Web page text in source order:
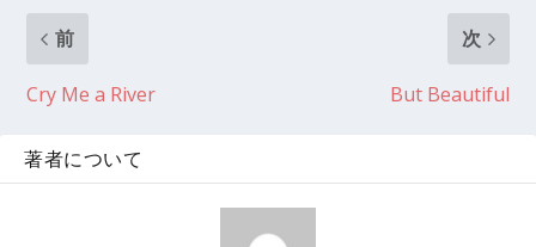
前
Cry Me a River
次
But Beautiful
著者について